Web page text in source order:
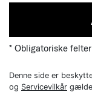
* Obligatoriske felter
Denne side er
og Servicevilkår